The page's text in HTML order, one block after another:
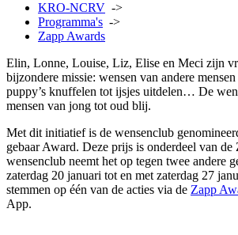
KRO-NCRV ->
Programma's ->
Zapp Awards
Elin, Lonne, Louise, Liz, Elise en Meci zijn
bijzondere missie: wensen van andere
puppy’s knuffelen tot ijsjes uitdelen… De
mensen van jong tot oud blij.
Met dit initiatief is de wensenclub
gebaar Award. Deze prijs is onderdeel van
wensenclub neemt het op tegen twee andere
zaterdag 20 januari tot en met zaterdag 27
stemmen op één van de acties via de Zapp
App.